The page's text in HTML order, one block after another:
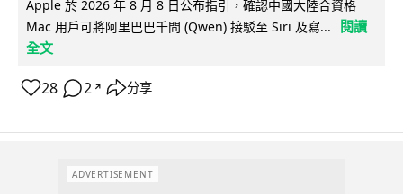
Apple 於 2026 年 8 月 8 日公布指引，確認中國大陸合資格
Mac 用戶可將阿里巴巴千問 (Qwen) 接駁至 Siri 及寫...
閱讀
全文
28 2 ↗ 分享
ADVERTISEMENT